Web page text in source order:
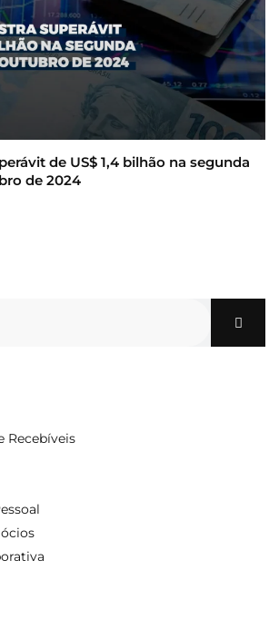
de US$ 1,4 bilhão na segunda
de 2024
Recebíveis